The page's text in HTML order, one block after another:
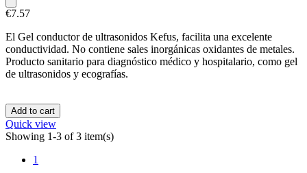
€7.57
El Gel conductor de ultrasonidos Kefus, facilita una excelente
conductividad. No contiene sales inorgánicas oxidantes de metales.
Producto sanitario para diagnóstico médico y hospitalario, como gel
de ultrasonidos y ecografías.
Add to cart
Quick view
Showing 1-3 of 3 item(s)
1